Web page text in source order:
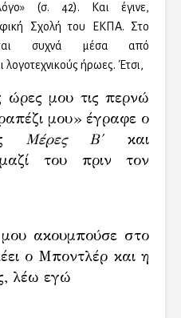
(σ. 42). Και έγινε,
Σχολή του ΕΚΠΑ. Στο
συχνά μέσα από
ήρωες. Έτσι,
ώρες μου τις περνώ
μου» έγραφε ο
Μέρες Β´ και
του πριν τον
μου ακουμπούσε στο
ο Μποντλέρ και η
λέω εγώ